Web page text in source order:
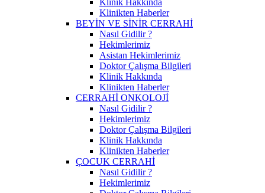
Klinikten Haberler
BEYİN VE SİNİR CERRAHİ
Nasıl Gidilir ?
Hekimlerimiz
Asistan Hekimlerimiz
Doktor Çalışma Bilgileri
Klinik Hakkında
Klinikten Haberler
CERRAHİ ONKOLOJİ
Nasıl Gidilir ?
Hekimlerimiz
Doktor Çalışma Bilgileri
Klinik Hakkında
Klinikten Haberler
ÇOCUK CERRAHİ
Nasıl Gidilir ?
Hekimlerimiz